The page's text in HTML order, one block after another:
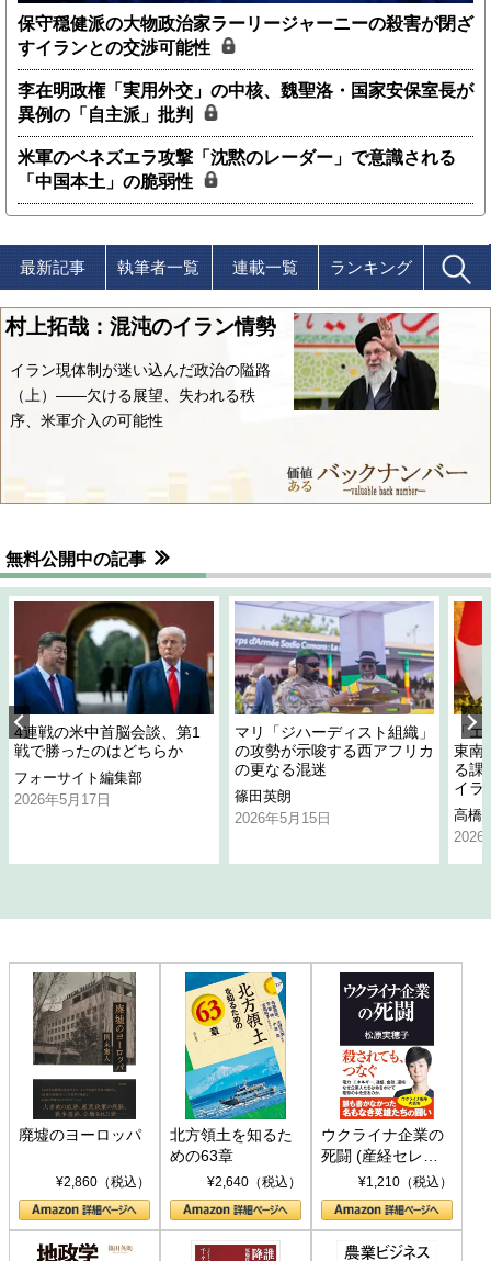
保守穏健派の大物政治家ラーリージャーニーの殺害が閉ざ
すイランとの交渉可能性
李在明政権「実用外交」の中核、魏聖洛・国家安保室長が
異例の「自主派」批判
米軍のベネズエラ攻撃「沈黙のレーダー」で意識される
「中国本土」の脆弱性
最新記事 執筆者一覧 連載一覧 ランキング
村上拓哉：混沌のイラン情勢
イラン現体制が迷い込んだ政治の隘路
（上）――欠ける展望、失われる秩
序、米軍介入の可能性
無料公開中の記事
4連戦の米中首脳会談、第1
戦で勝ったのはどちらか
フォーサイト編集部
2026年5月17日
マリ「ジハーディスト組織」
の攻勢が示唆する西アフリカ
の更なる混迷
篠田英朗
2026年5月15日
「
東南
る課
イラ
高橋
2026
廃墟のヨーロッパ
¥2,860（税込）
北方領土を知るた
めの63章
¥2,640（税込）
ウクライナ企業の
死闘 (産経セレク
ト S 039)¥1,210（税込）